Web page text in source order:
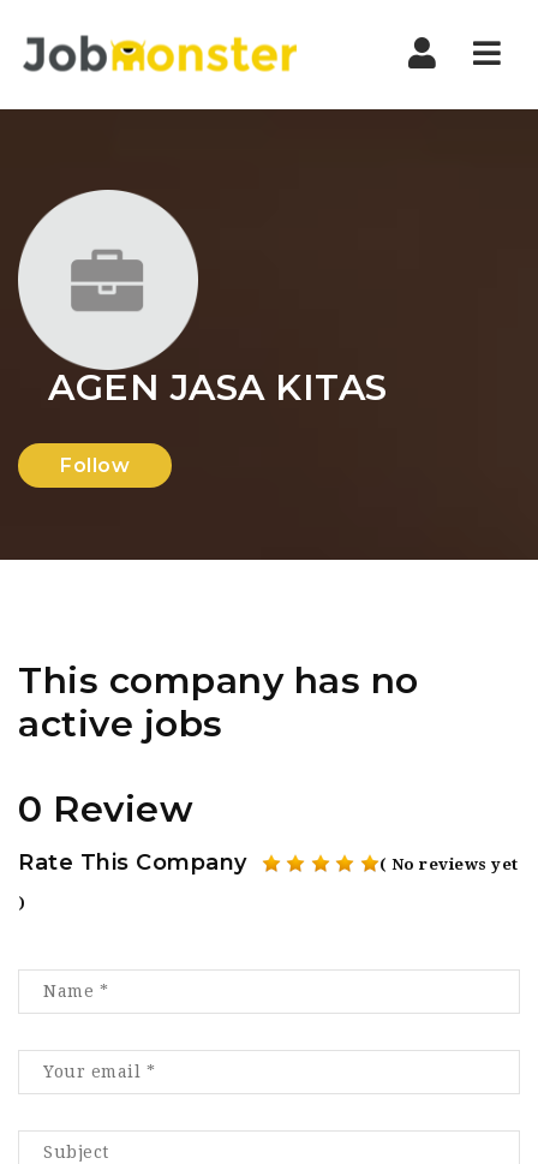
AGEN JASA KITAS
Follow
This company has no
active jobs
0 Review
Rate This Company ( No reviews yet
)